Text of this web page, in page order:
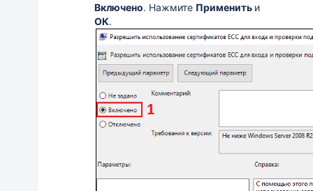
Включено. Нажмите Применить и
ОК.